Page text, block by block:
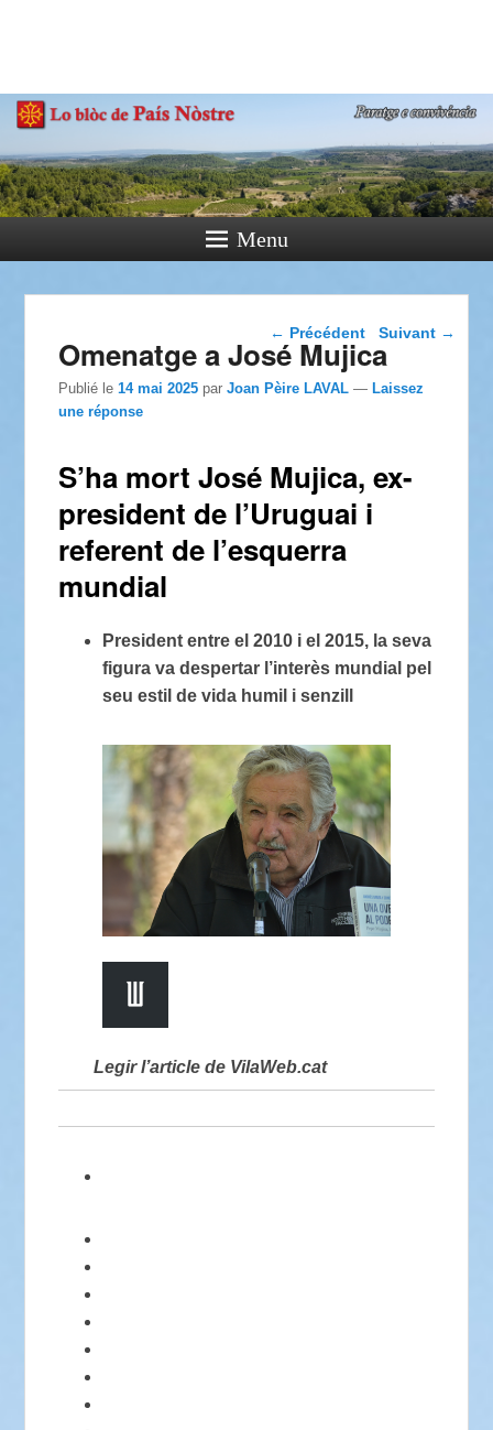
Paratge e Convivència
Menu
Navigation dans les
← Précédent Suivant →
Omenatge a José Mujica
Publié le14 mai 2025 parJoan Pèire LAVAL —Laissez
une réponse
S’ha mort José Mujica, ex-
president de l’Uruguai i
referent de l’esquerra
mundial
President entre el 2010 i el 2015, la seva
figura va despertar l’interès mundial pel
seu estil de vida humil i senzill
Legir l’article de VilaWeb.cat